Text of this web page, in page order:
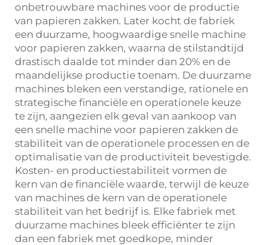
onbetrouwbare machines voor de productie
van papieren zakken. Later kocht de fabriek
een duurzame, hoogwaardige snelle machine
voor papieren zakken, waarna de stilstandtijd
drastisch daalde tot minder dan 20% en de
maandelijkse productie toenam. De duurzame
machines bleken een verstandige, rationele en
strategische financiële en operationele keuze
te zijn, aangezien elk geval van aankoop van
een snelle machine voor papieren zakken de
stabiliteit van de operationele processen en de
optimalisatie van de productiviteit bevestigde.
Kosten- en productiestabiliteit vormen de
kern van de financiële waarde, terwijl de keuze
van machines de kern van de operationele
stabiliteit van het bedrijf is. Elke fabriek met
duurzame machines bleek efficiënter te zijn
dan een fabriek met goedkope, minder